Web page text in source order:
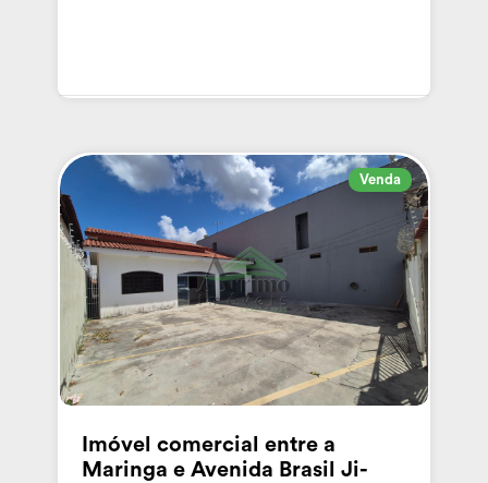
Venda
Imóvel comercial entre a
Maringa e Avenida Brasil Ji-